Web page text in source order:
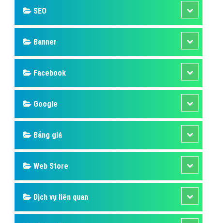
SEO
Banner
Facebook
Google
Bảng giá
Web Store
Dịch vụ liên quan